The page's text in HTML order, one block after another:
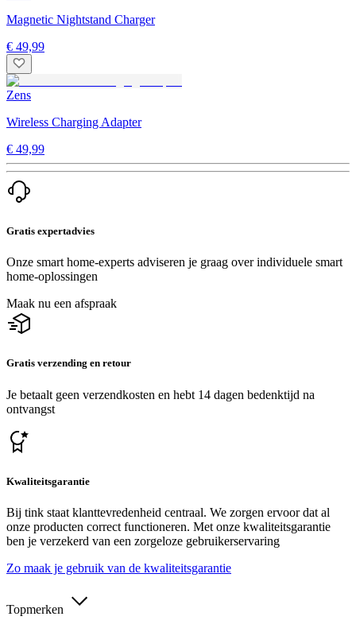
Magnetic Nightstand Charger
€ 49,99
Zens
Wireless Charging Adapter
€ 49,99
Gratis expertadvies
Onze smart home-experts adviseren je graag over individuele smart
home-oplossingen
Maak nu een afspraak
Gratis verzending en retour
Je betaalt geen verzendkosten en hebt 14 dagen bedenktijd na
ontvangst
Kwaliteitsgarantie
Bij tink staat klanttevredenheid centraal. We zorgen ervoor dat al
onze producten correct functioneren. Met onze kwaliteitsgarantie
ben je verzekerd van een zorgeloze gebruikerservaring
Zo maak je gebruik van de kwaliteitsgarantie
Topmerken